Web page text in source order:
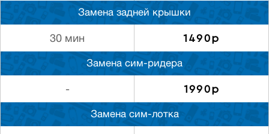
Замена задней крышки
30 мин 1490р
Замена сим-ридера
- 1990р
Замена сим-лотка